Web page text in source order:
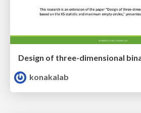
konakalab